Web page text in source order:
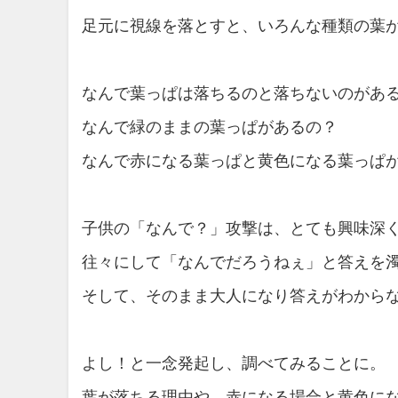
足元に視線を落とすと、いろんな種類の葉
なんで葉っぱは落ちるのと落ちないのがあ
なんで緑のままの葉っぱがあるの？
なんで赤になる葉っぱと黄色になる葉っぱ
子供の「なんで？」攻撃は、とても興味
往々にして「なんでだろうねぇ」と答えを
そして、そのまま大人になり答えがわから
よし！と一念発起し、調べてみることに。